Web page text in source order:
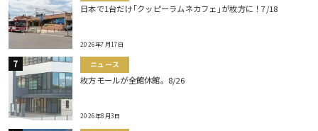
日本で1台だけ｢クッピーラムネカフェ｣が枚方に！7/18
2026年7月17日
ニュース
枚方モールが全館休館。8/26
2026年8月3日